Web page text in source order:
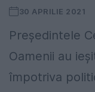
30 APRILIE 2021
Președintele
Oamenii au
împotriva